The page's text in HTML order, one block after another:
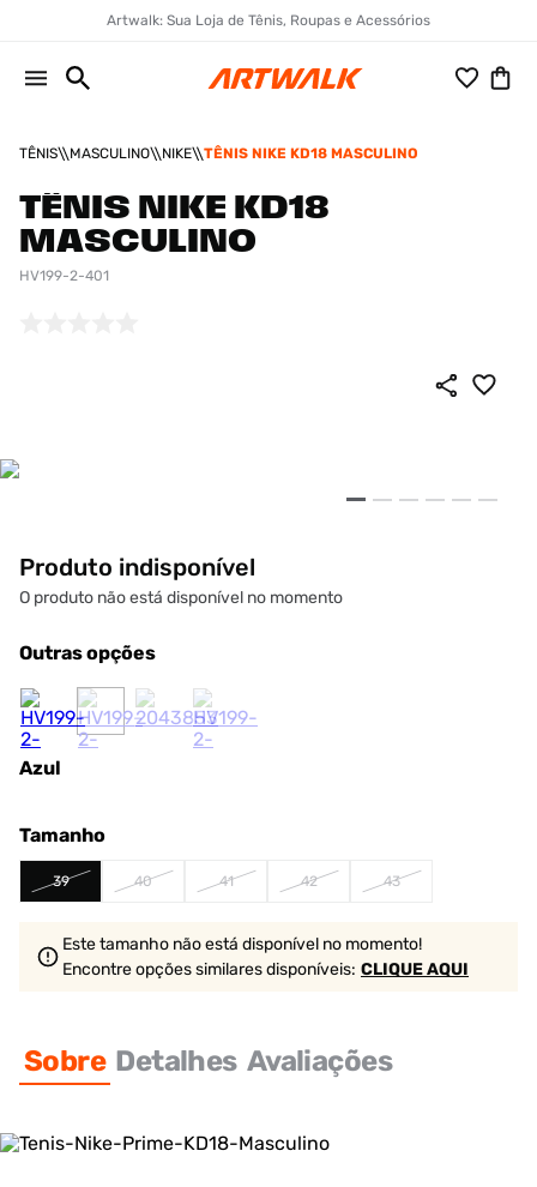
Artwalk: Sua Loja de Tênis, Roupas e Acessórios
TÊNIS MASCULINO NIKE TÊNIS NIKE KD18 MASCULINO
TÊNIS NIKE KD18
MASCULINO
HV199-2-401
Produto indisponível
O produto não está disponível no momento
Outras opções
Azul
Tamanho
39 40 41 42 43
Este tamanho não está disponível no momento!
Encontre opções similaresdisponíveis: CLIQUE AQUI
Sobre Detalhes Avaliações